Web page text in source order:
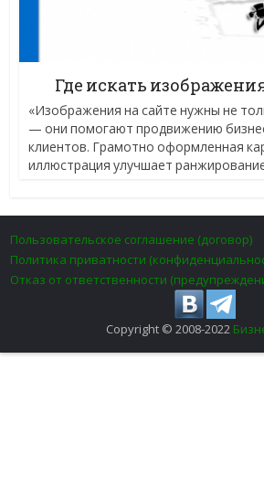
Где искать
«Изображения на сайте нужны не
— они помогают продвижению
клиентов. Грамотно оформленная
иллюстрация улучшает
Пользовательское соглашение (договор)
Политика приватности
Отказ от ответственности
Copyright © 2008-2022